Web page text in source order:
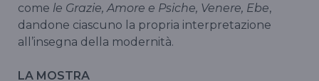
come le Grazie, Amore e Psiche, Venere, Ebe,
dandone ciascuno la propria interpretazione
all’insegna della modernità.
LA MOSTRA